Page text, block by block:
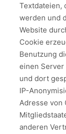
Textdateien,
werden und
Website
Cookie
Benutzung
einen Server
und dort
IP-
Adresse von
anderen